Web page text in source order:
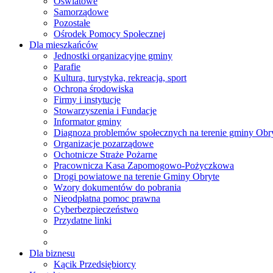
Samorządowe
Pozostałe
Ośrodek Pomocy Społecznej
Dla mieszkańców
Jednostki organizacyjne gminy
Parafie
Kultura, turystyka, rekreacja, sport
Ochrona środowiska
Firmy i instytucje
Stowarzyszenia i Fundacje
Informator gminy
Diagnoza problemów społecznych na terenie gminy
Organizacje pozarządowe
Ochotnicze Straże Pożarne
Pracownicza Kasa Zapomogowo-Pożyczkowa
Drogi powiatowe na terenie Gminy Obryte
Wzory dokumentów do pobrania
Nieodpłatna pomoc prawna
Cyberbezpieczeństwo
Przydatne linki
Dla biznesu
Kącik Przedsiębiorcy